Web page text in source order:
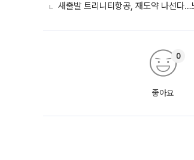
새출발 트리니티항공, 재도약 나선다
좋아요
0